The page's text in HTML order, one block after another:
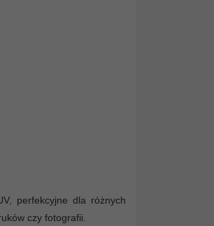
perfekcyjne dla różnych
czy fotografii.